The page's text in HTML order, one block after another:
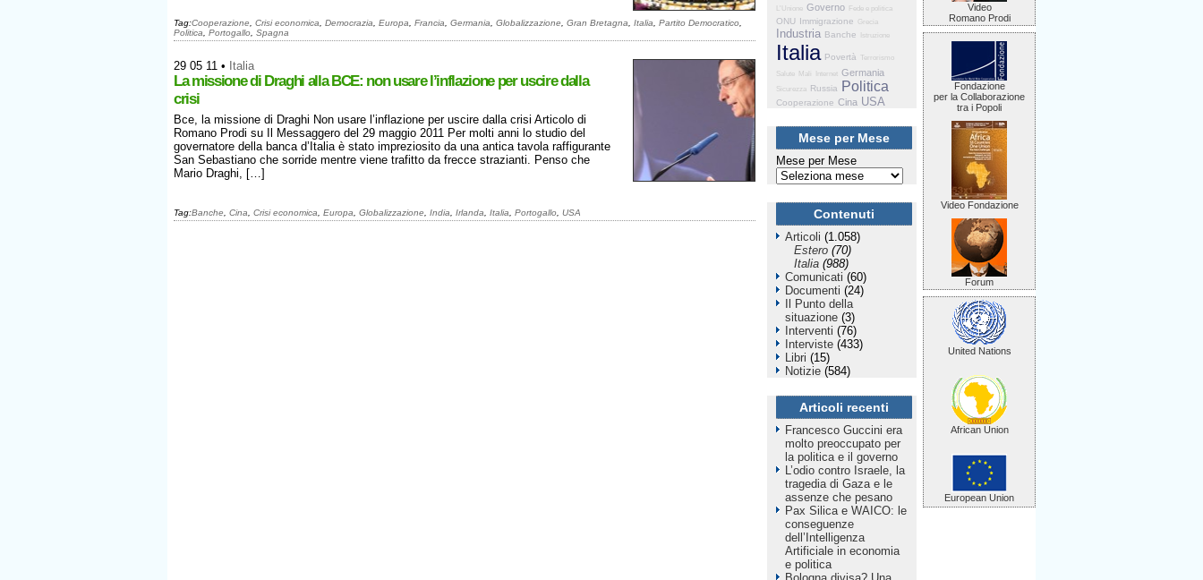
Tag:Cooperazione Crisi economica Democrazia Europa Francia Germania Globalizzazione Gran Bretagna Italia Partito Democratico
Politica
Portogallo Spagna
29 05 11 • Italia
La missione di Draghi alla BCE: non usare l’inflazione per uscire dalla
crisi
Bce, la missione di Draghi Non usare l’inflazione per uscire dalla crisi Articolo di
Romano Prodi su Il Messaggero del 29 maggio 2011 Per molti anni lo studio del
governatore della banca d’Italia è stato impreziosito da una antica tavola raffigurante
San Sebastiano che sorride mentre viene trafitto da frecce strazianti. Penso che
Mario Draghi, […]
Tag:Banche Cina Crisi economica Europa Globalizzazione India Irlanda Italia Portogallo USA
L'Unione Governo Fede e politica
ONU Immigrazione Grecia
Industria Banche Istruzione
Italia Povertà
Terrorismo
Salute
Mali Internet Germania
Sicurezza Russia Politica
Cooperazione Cina USA
Mese per Mese
Mese per Mese
Contenuti
Articoli (1.058)
Estero (70)
Italia (988)
Comunicati (60)
Documenti (24)
Il Punto della
situazione (3)
Interventi (76)
Interviste (433)
Libri (15)
Notizie (584)
Articoli recenti
Francesco Guccini era
molto preoccupato per
la politica e il governo
L’odio contro Israele, la
tragedia di Gaza e le
assenze che pesano
Pax Silica e WAICO: le
conseguenze
dell’Intelligenza
Artificiale in economia
e politica
Video
Romano Prodi
Fondazione
per la Collaborazione
tra i Popoli
Video Fondazione
Forum
United Nations
African Union
European Union